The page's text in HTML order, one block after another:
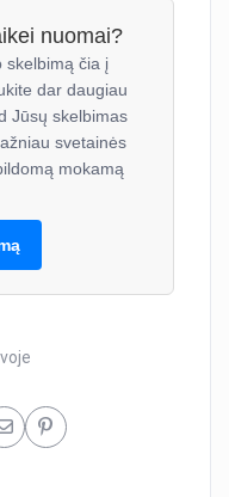
nuomai?
skelbimą čia į
dar daugiau
Jūsų skelbimas
svetainės
mokamą